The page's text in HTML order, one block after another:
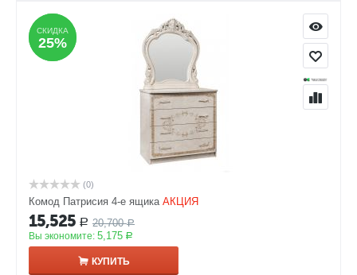
СКИДКА
25%
СКИДКА
25%
(0)
Комод Патрисия 4-е ящика АКЦИЯ
15,525 Р 20,700 Р
Вы экономите: 5,175 Р
КУПИТЬ